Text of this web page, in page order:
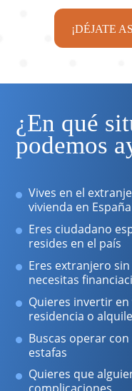
¡DÉJATE
¿En qué
podemos
Vives en el
vivienda en
Eres ciudadano
resides en el país
Eres extranjero
necesitas
Quieres invertir
residencia o
Buscas operar
estafas
Quieres que